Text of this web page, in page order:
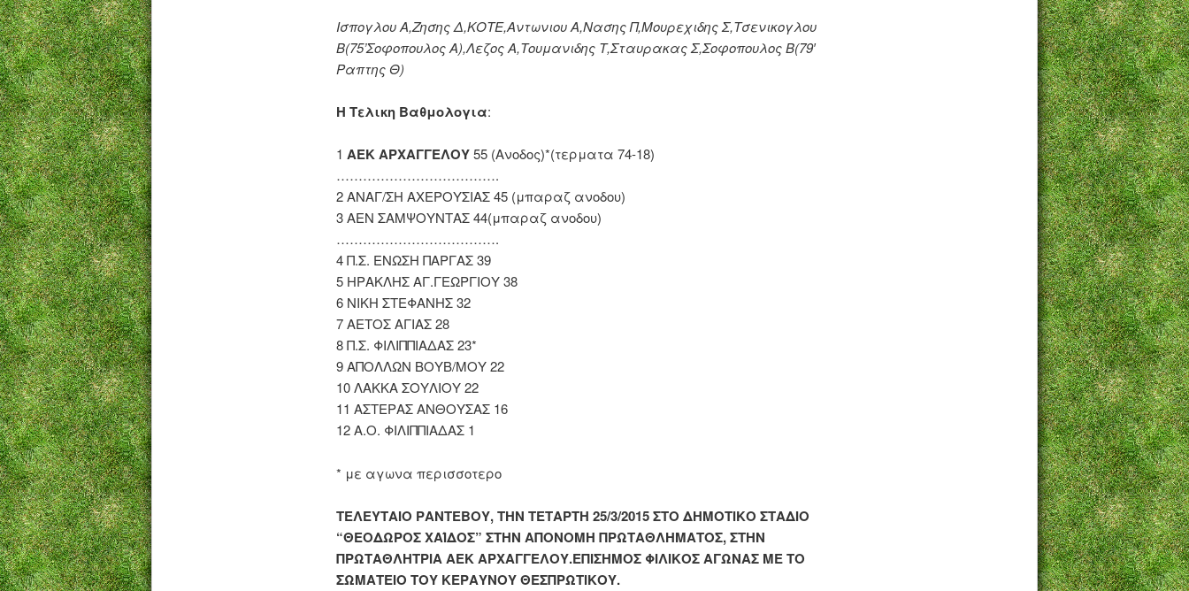
Ισπογλου Α,Ζησης Δ,ΚΟΤΕ,Αντωνιου Α,Νασης Π,Μουρεχιδης Σ,Τσενικογλου
Β(75’Σοφοπουλος Α),Λεζος Α,Τουμανιδης Τ,Σταυρακας Σ,Σοφοπουλος Β(79′
Ραπτης Θ)
Η Τελικη Βαθμολογια:
1 ΑΕΚ ΑΡΧΑΓΓΕΛΟΥ55 (Ανοδος)*(τερματα 74-18)
……………………………….
2 ΑΝΑΓ/ΣΗ ΑΧΕΡΟΥΣΙΑΣ 45 (μπαραζ ανοδου)
3 ΑΕΝ ΣΑΜΨΟΥΝΤΑΣ 44(μπαραζ ανοδου)
……………………………….
4 Π.Σ. ΕΝΩΣΗ ΠΑΡΓΑΣ 39
5 ΗΡΑΚΛΗΣ ΑΓ.ΓΕΩΡΓΙΟΥ 38
6 ΝΙΚΗ ΣΤΕΦΑΝΗΣ 32
7 ΑΕΤΟΣ ΑΓΙΑΣ 28
8 Π.Σ. ΦΙΛΙΠΠΙΑΔΑΣ 23*
9 ΑΠΟΛΛΩΝ ΒΟΥΒ/ΜΟΥ 22
10 ΛΑΚΚΑ ΣΟΥΛΙΟΥ 22
11 ΑΣΤΕΡΑΣ ΑΝΘΟΥΣΑΣ 16
12 Α.Ο. ΦΙΛΙΠΠΙΑΔΑΣ 1
* με αγωνα περισσοτερο
ΤΕΛΕΥΤΑΙΟ ΡΑΝΤΕΒΟΥ, ΤΗΝ ΤΕΤΑΡΤΗ 25/3/2015 ΣΤΟ ΔΗΜΟΤΙΚΟ ΣΤΑΔΙΟ
“ΘΕΟΔΩΡΟΣ ΧΑΊΔΟΣ” ΣΤΗΝ ΑΠΟΝΟΜΗ ΠΡΩΤΑΘΛΗΜΑΤΟΣ, ΣΤΗΝ
ΠΡΩΤΑΘΛΗΤΡΙΑ ΑΕΚ ΑΡΧΑΓΓΕΛΟΥ.ΕΠΙΣΗΜΟΣ ΦΙΛΙΚΟΣ ΑΓΩΝΑΣ ΜΕ ΤΟ
ΣΩΜΑΤΕΙΟ ΤΟΥ ΚΕΡΑΥΝΟΥ ΘΕΣΠΡΩΤΙΚΟΥ.